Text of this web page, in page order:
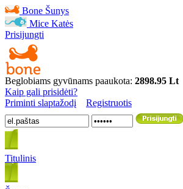
Bone Šunys
Mice Katės
Prisijungti
Beglobiams gyvūnams paaukota: 2898.95 Lt
Kaip gali prisidėti?
Priminti slaptažodį
Registruotis
Titulinis